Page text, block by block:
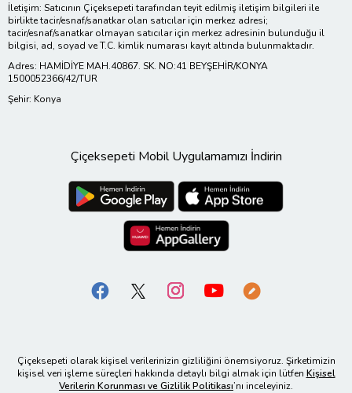
İletişim: Satıcının Çiçeksepeti tarafından teyit edilmiş iletişim bilgileri ile
birlikte tacir/esnaf/sanatkar olan satıcılar için merkez adresi;
tacir/esnaf/sanatkar olmayan satıcılar için merkez adresinin bulunduğu il
bilgisi, ad, soyad ve T.C. kimlik numarası kayıt altında bulunmaktadır.
Adres: HAMİDİYE MAH.40867. SK. NO:41 BEYŞEHİR/KONYA
1500052366/42/TUR
Şehir: Konya
Çiçeksepeti Mobil Uygulamamızı İndirin
Çiçeksepeti olarak kişisel verilerinizin gizliliğini önemsiyoruz. Şirketimizin
kişisel veri işleme süreçleri hakkında detaylı bilgi almak için lütfen Kişisel
Verilerin Korunması ve Gizlilik Politikası’nı inceleyiniz.